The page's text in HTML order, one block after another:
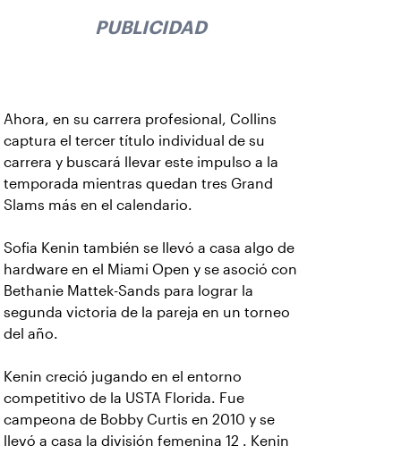
PUBLICIDAD
Ahora, en su carrera profesional, Collins
captura el tercer título individual de su
carrera y buscará llevar este impulso a la
temporada mientras quedan tres Grand
Slams más en el calendario.
Sofia Kenin también se llevó a casa algo de
hardware en el Miami Open y se asoció con
Bethanie Mattek-Sands para lograr la
segunda victoria de la pareja en un torneo
del año.
Kenin creció jugando en el entorno
competitivo de la USTA Florida. Fue
campeona de Bobby Curtis en 2010 y se
llevó a casa la división femenina 12 . Kenin